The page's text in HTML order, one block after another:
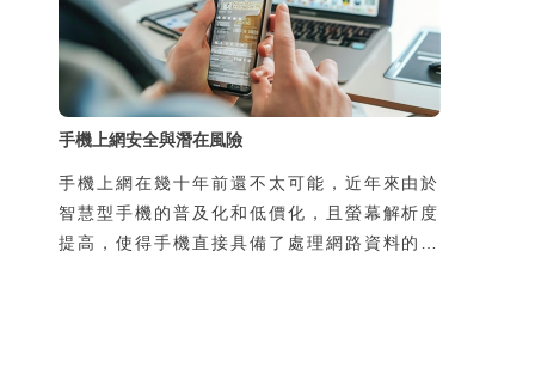
手機上網安全與潛在風險
手機上網在幾十年前還不太可能，近年來由於
智慧型手機的普及化和低價化，且螢幕解析度
提高，使得手機直接具備了處理網路資料的能